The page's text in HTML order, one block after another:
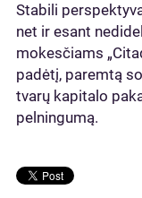
Stabili
net ir esant
mokesčiams
padėtį, paremtą
tvarų kapitalo
pelningumą.